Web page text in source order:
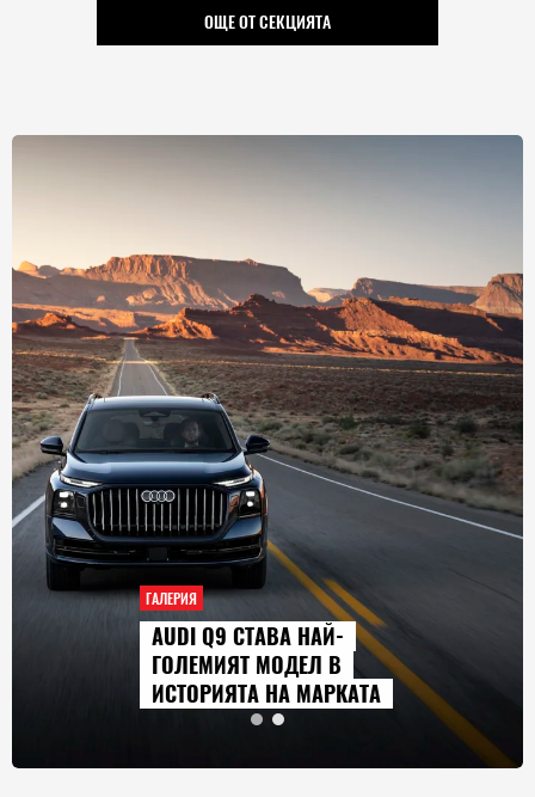
ОЩЕ ОТ СЕКЦИЯТА
ГАЛЕРИЯ
AUDI Q9 СТАВА НАЙ-
ГОЛЕМИЯТ МОДЕЛ В
ИСТОРИЯТА НА МАРКАТА